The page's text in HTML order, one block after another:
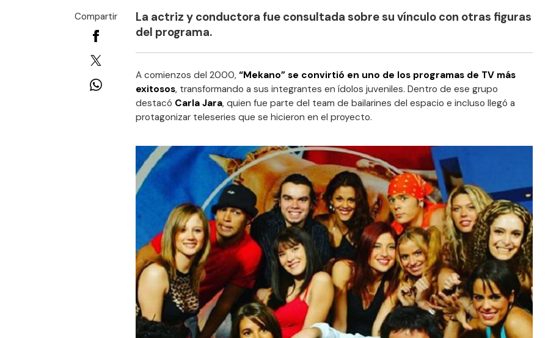
Compartir
La actriz y conductora fue consultada sobre su vínculo con otras figuras
del programa.
A comienzos del 2000, “Mekano” se convirtió en uno de los programas de TV más
exitosos, transformando a sus integrantes en ídolos juveniles. Dentro de ese grupo
destacó Carla Jara, quien fue parte del team de bailarines del espacio e incluso llegó a
protagonizar teleseries que se hicieron en el proyecto.